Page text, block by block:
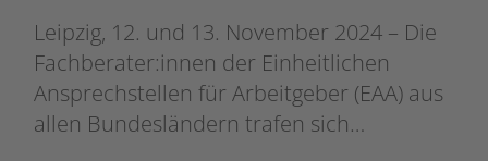
Leipzig, 12. und 13. November 2024 – Die
Fachberater:innen der Einheitlichen
Ansprechstellen für Arbeitgeber (EAA) aus
allen Bundesländern trafen sich…